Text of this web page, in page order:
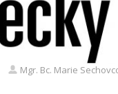
Mgr. Bc. Marie